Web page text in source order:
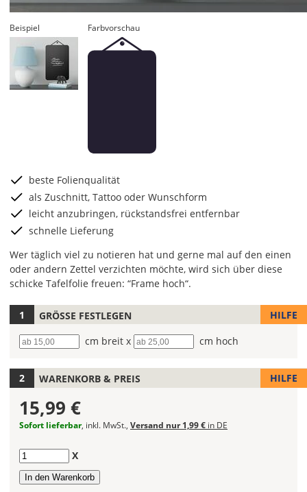
Beispiel Farbvorschau
beste Folienqualität
als Zuschnitt, Tattoo oder Wunschform
leicht anzubringen, rückstandsfrei entfernbar
schnelle Lieferung
Wer täglich viel zu notieren hat und gerne mal auf den einen
oder andern Zettel verzichten möchte, wird sich über diese
schicke Tafelfolie freuen: “Frame hoch“.
Wähle
Farbe
Deine
Tafelfolie
aus.
Die
"Schwarz"
ist
der
GRÖSSE FESTLEGEN HILFE
Breite cm breit x Höhe cm hoch
WARENKORB & PREIS HILFE
15,99 €
Sofort lieferbar, inkl. MwSt., Versand nur 1,99 € in DE
Anzahl X